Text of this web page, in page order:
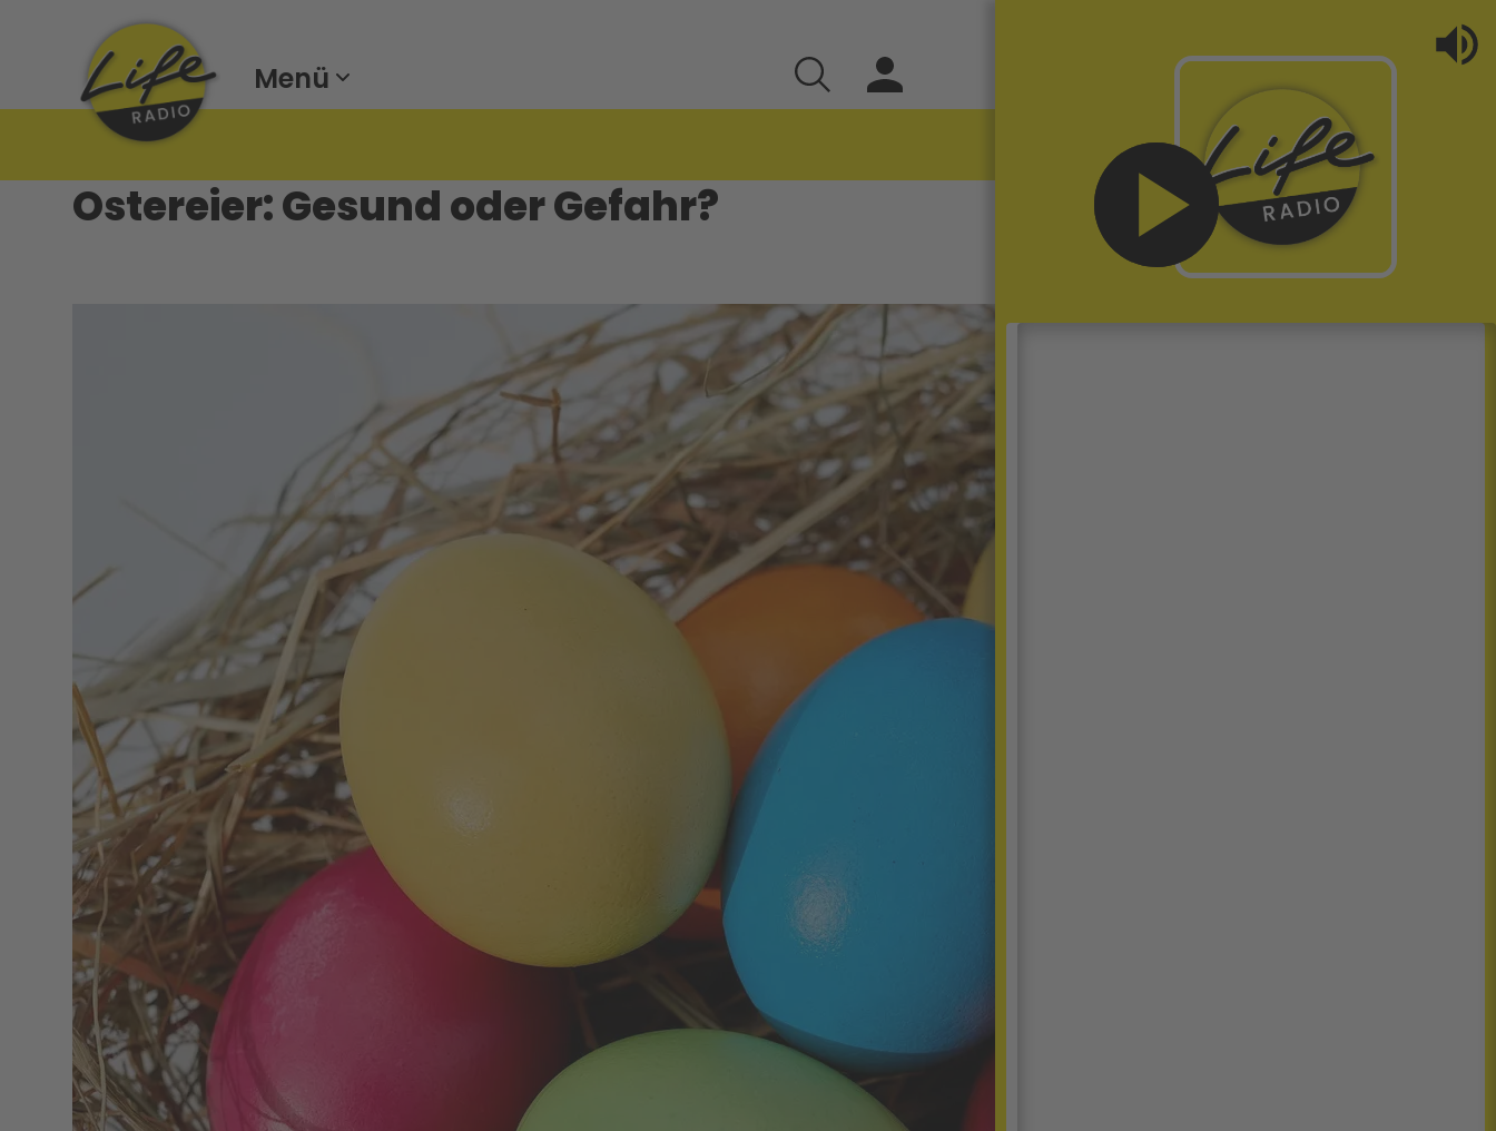
Menü
Ostereier: Gesund oder Gefahr?